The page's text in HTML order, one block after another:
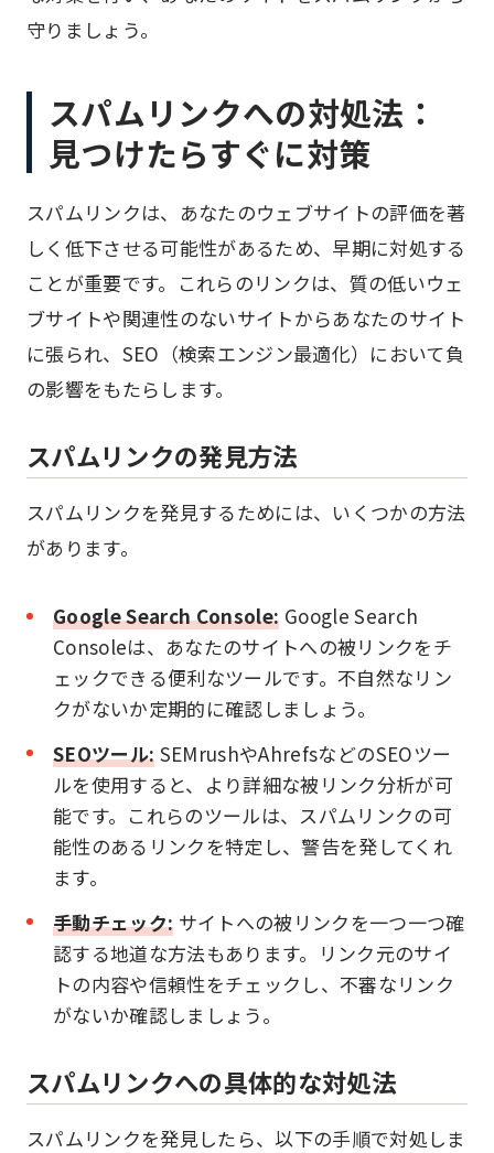
守りましょう。
スパムリンクへの対処法：
見つけたらすぐに対策
スパムリンクは、あなたのウェブサイトの評価を著
しく低下させる可能性があるため、早期に対処する
ことが重要です。これらのリンクは、質の低いウェ
ブサイトや関連性のないサイトからあなたのサイト
に張られ、SEO（検索エンジン最適化）において負
の影響をもたらします。
スパムリンクの発見方法
スパムリンクを発見するためには、いくつかの方法
があります。
Google Search Console: Google Search
Consoleは、あなたのサイトへの被リンクをチ
ェックできる便利なツールです。不自然なリン
クがないか定期的に確認しましょう。
SEOツール: SEMrushやAhrefsなどのSEOツー
ルを使用すると、より詳細な被リンク分析が可
能です。これらのツールは、スパムリンクの可
能性のあるリンクを特定し、警告を発してくれ
ます。
手動チェック: サイトへの被リンクを一つ一つ確
認する地道な方法もあります。リンク元のサイ
トの内容や信頼性をチェックし、不審なリンク
がないか確認しましょう。
スパムリンクへの具体的な対処法
スパムリンクを発見したら、以下の手順で対処しま